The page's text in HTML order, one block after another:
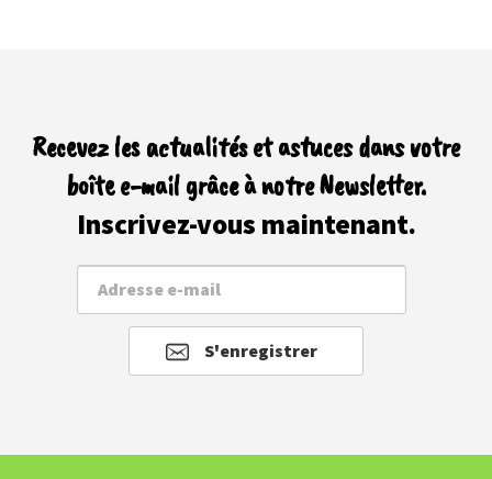
Recevez les actualités et astuces dans votre
boîte e-mail grâce à notre Newsletter.
Inscrivez-vous maintenant.
S'enregistrer